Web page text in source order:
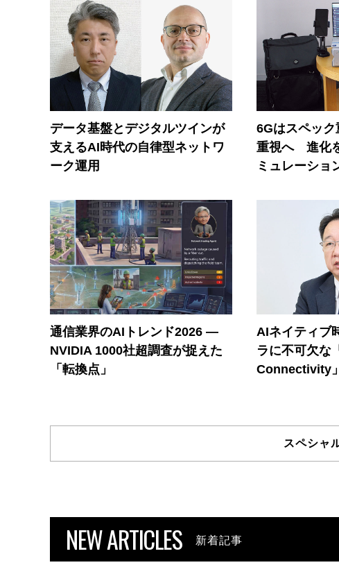
データ基盤とデジタルツインが
支えるAI時代の自律型ネットワ
ーク運用
6Gはスペッ
重視へ 進化
ミュレーショ
通信業界のAIトレンド2026 ―
NVIDIA 1000社超調査が捉えた
「転換点」
AIネイティブ
ラに不可欠な
Connectivity」
スペシャ
NEW ARTICLES 新着記事